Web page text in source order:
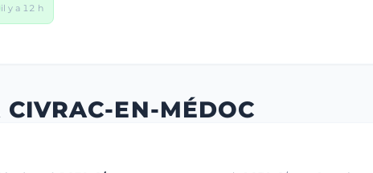
il y a 12 h
EN-MÉDOC